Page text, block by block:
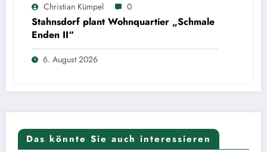
Christian Kümpel 0
Stahnsdorf plant Wohnquartier „Schmale
Enden II“
6. August 2026
Das könnte Sie auch interessieren